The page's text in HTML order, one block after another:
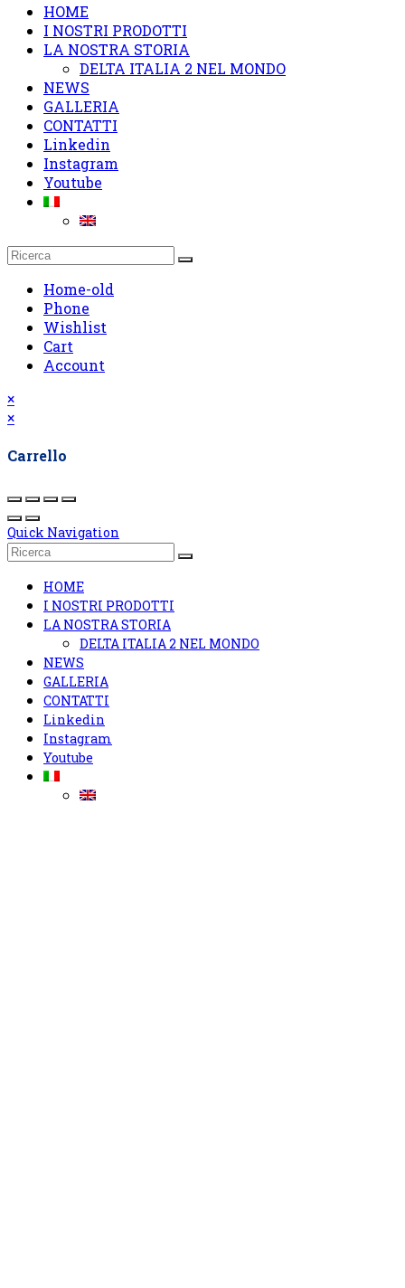
HOME
I NOSTRI PRODOTTI
LA NOSTRA STORIA
DELTA ITALIA 2 NEL MONDO
NEWS
GALLERIA
CONTATTI
Linkedin
Instagram
Youtube
Home-old
Phone
Wishlist
Cart
Account
×
×
Carrello
Quick Navigation
HOME
I NOSTRI PRODOTTI
LA NOSTRA STORIA
DELTA ITALIA 2 NEL MONDO
NEWS
GALLERIA
CONTATTI
Linkedin
Instagram
Youtube